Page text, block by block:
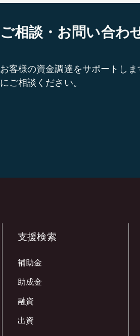
ご相談・お問い合わ
お客様の資金調達をサポートしま
にご相談ください。
支援検索
補助金
助成金
融資
出資